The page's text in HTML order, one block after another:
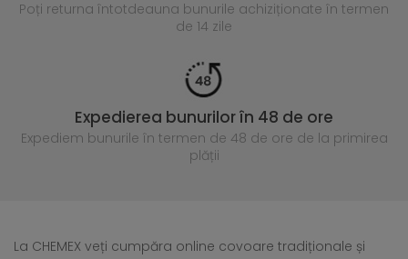
Poți returna întotdeauna bunurile achiziționate în termen
de 14 zile
Expedierea bunurilor în 48 de ore
Expediem bunurile în termen de 48 de ore de la primirea
plății
La CHEMEX veți cumpăra online covoare tradiționale și